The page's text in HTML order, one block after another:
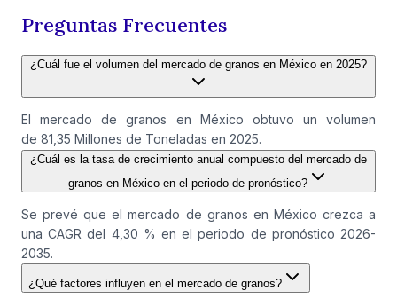
Preguntas Frecuentes
¿Cuál fue el volumen del mercado de granos en México en 2025?
El mercado de granos en México obtuvo un volumen
de 81,35 Millones de Toneladas en 2025.
¿Cuál es la tasa de crecimiento anual compuesto del mercado de
granos en México en el periodo de pronóstico?
Se prevé que el mercado de granos en México crezca a
una CAGR del 4,30 % en el periodo de pronóstico 2026-
2035.
¿Qué factores influyen en el mercado de granos?